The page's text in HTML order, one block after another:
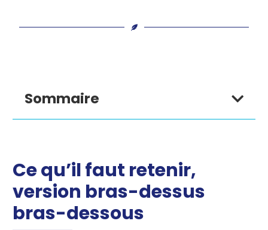
Sommaire
Ce qu’il faut retenir,
version bras-dessus
bras-dessous